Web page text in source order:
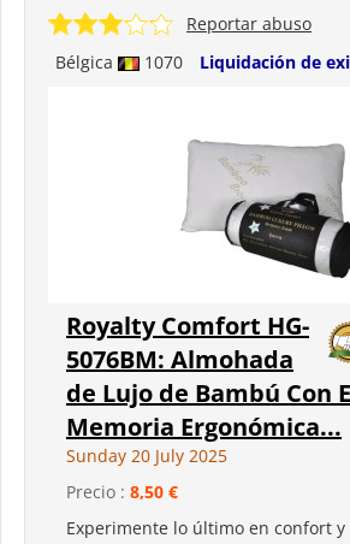
Bélgica 1070 Liquidación de
Reportar abuso
Royalty Comfort HG-
5076BM: Almohada
de Lujo de Bambú Con
Memoria Ergonómica...
Sunday 20 July 2025
Precio : 8,50 €
Experimente lo último en confort